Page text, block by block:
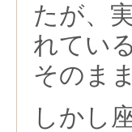
たが、
れてい
そのま
しかし